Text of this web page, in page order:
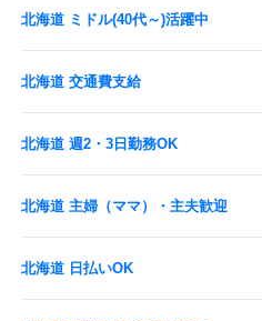
北海道 ミドル(40代～)活躍中
北海道 交通費支給
北海道 週2・3日勤務OK
北海道 主婦（ママ）・主夫歓迎
北海道 日払いOK